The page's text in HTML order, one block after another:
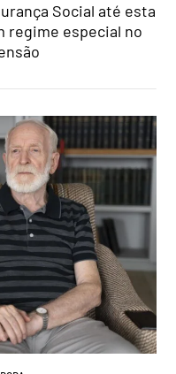
Social até esta
regime especial no